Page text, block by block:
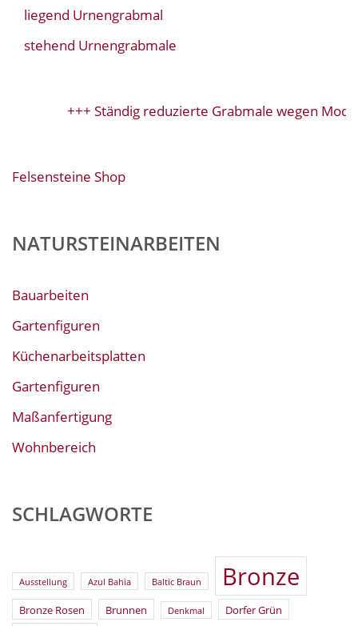
liegend Urnengrabmal
stehend Urnengrabmale
+++ Ständig reduzierte Grabmale wegen
Felsensteine Shop
NATURSTEINARBEITEN
Bauarbeiten
Gartenfiguren
Küchenarbeitsplatten
Gartenfiguren
Maßanfertigung
Wohnbereich
SCHLAGWORTE
Ausstellung Azul Bahia Baltic Braun Bronze
Bronze Rosen Brunnen Denkmal Dorfer Grün